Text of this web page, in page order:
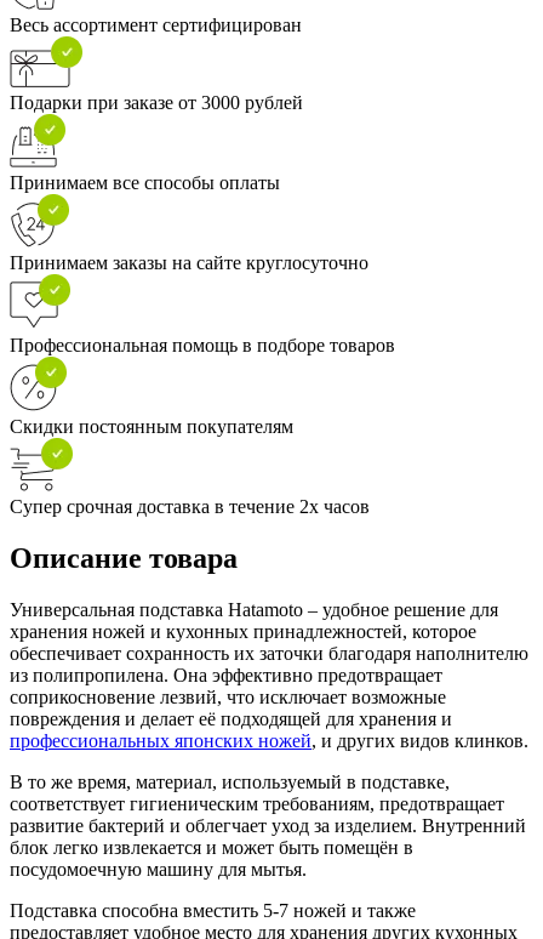
Весь ассортимент сертифицирован
Подарки при заказе от 3000 рублей
Принимаем все способы оплаты
Принимаем заказы на сайте круглосуточно
Профессиональная помощь в подборе товаров
Скидки постоянным покупателям
Супер срочная доставка в течение 2х часов
Описание товара
Универсальная подставка Hatamoto – удобное решение для
хранения ножей и кухонных принадлежностей, которое
обеспечивает сохранность их заточки благодаря наполнителю
из полипропилена. Она эффективно предотвращает
соприкосновение лезвий, что исключает возможные
повреждения и делает её подходящей для хранения и
профессиональных японских ножей, и других видов клинков.
В то же время, материал, используемый в подставке,
соответствует гигиеническим требованиям, предотвращает
развитие бактерий и облегчает уход за изделием. Внутренний
блок легко извлекается и может быть помещён в
посудомоечную машину для мытья.
Подставка способна вместить 5-7 ножей и также
предоставляет удобное место для хранения других кухонных